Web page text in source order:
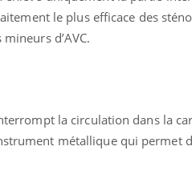
le plus efficace des
d’AVC.
la circulation dans la
métallique qui permet